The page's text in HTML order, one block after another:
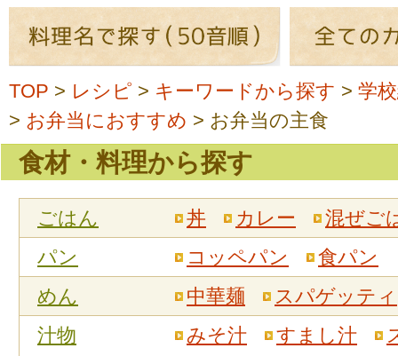
TOP > レシピ > キーワードから探す > 学
> お弁当におすすめ > お弁当の主食
食材・料理から探す
ごはん 丼 カレー
混ぜご
パン
コッペパン
食パン
めん
中華麺
スパゲッティ
汁物
みそ汁 すまし汁